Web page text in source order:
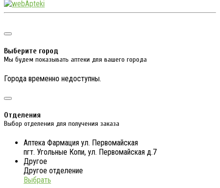
Выберите город
Мы будем показывать аптеки для вашего города
Города временно недоступны.
Отделения
Выбор отделения для получения заказа
Аптека Фармация ул. Первомайская
пгт. Угольные Копи, ул. Первомайская д.7
Другое
Другое отделение
Выбрать